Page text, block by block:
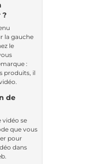
?
la gauche
le
:
produits, il
de
vidéo se
que vous
pour
dans